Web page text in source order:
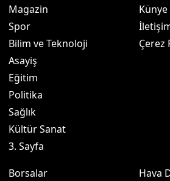
Magazin
Spor
Bilim ve Teknoloji
Asayiş
Eğitim
Politika
Sağlık
Kültür Sanat
3. Sayfa
Künye
Çerez
Borsalar
Hava